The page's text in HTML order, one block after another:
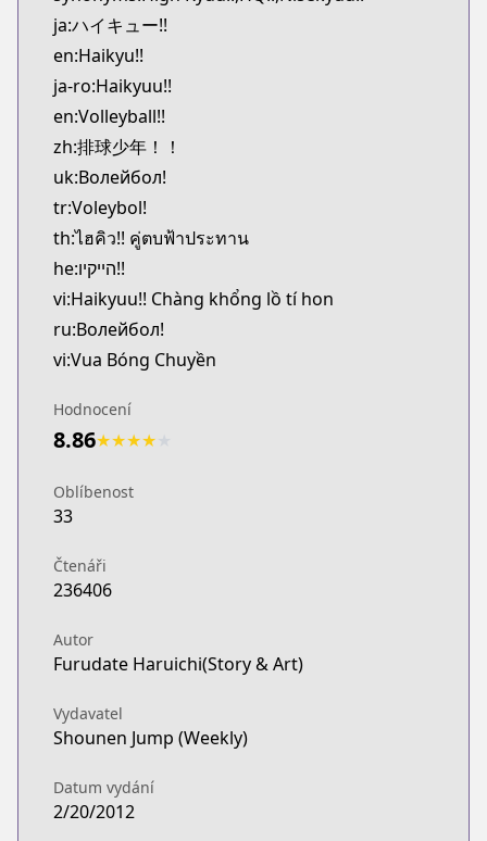
Kitsu
https://kitsu.app/manga/12619
CDJapan
CDJapan
https://www.anime-planet.com/manga/https://
MangaUpdates
MangaUpdates
https://www.mangaupdates.com/
Book☆Walker
Book☆Walker
https://bookwalker.jp/series/12997
Official English
Official English
https://www.viz.com/shonenjump/chapters/
Mangas.io
https://www.mangas.io/lire/haikyuu
Viz
https://www.viz.com/shonenjump/chapters/
Official Site
https://www.viz.com/haikyu
Shonen Jump
https://www.shonenjump.com/j/rensai/
Official Site
https://jumptoon.com/series/JT00027
MANGA Plus
https://mangaplus.shueisha.co.jp/titles/100014
ja:ハイキュー!!
en:Haikyu!!
ja-ro:Haikyuu!!
en:Volleyball!!
zh:排球少年！！
uk:Волейбол!
tr:Voleybol!
th:ไฮคิว!! คู่ตบฟ้าประทาน
he:הייקיו!!
vi:Haikyuu!! Chàng khổng lồ tí hon
ru:Волейбол!
vi:Vua Bóng Chuyền
Hodnocení
8.86★★★★
Oblíbenost
33
Čtenáři
236406
Autor
Furudate Haruichi(Story & Art)
Vydavatel
Shounen Jump (Weekly)
Datum vydání
2/20/2012